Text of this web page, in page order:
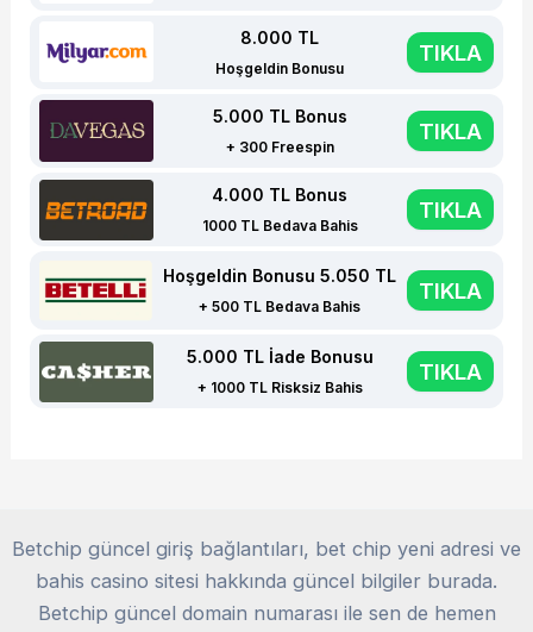
8.000 TL
Hoşgeldin Bonusu
TIKLA
5.000 TL Bonus
+ 300 Freespin
TIKLA
4.000 TL Bonus
1000 TL Bedava Bahis
TIKLA
Hoşgeldin Bonusu 5.050 TL
+ 500 TL Bedava Bahis
TIKLA
5.000 TL İade Bonusu
+ 1000 TL Risksiz Bahis
TIKLA
Betchip güncel giriş bağlantıları, bet chip yeni adresi ve
bahis casino sitesi hakkında güncel bilgiler burada.
Betchip güncel domain numarası ile sen de hemen